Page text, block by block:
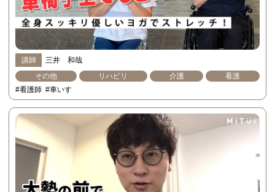
講師
三井 和哉
その他
リハビリ 介護
看護
#看護師 #車いす